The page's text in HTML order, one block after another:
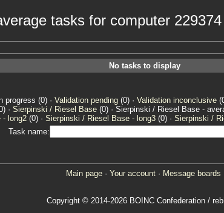
tasks for computer 229374
No tasks to display
progress (0) · Validation pending (0) · Validation inconclusive
· Sierpinski / Riesel Base(0) · Sierpinski / Riesel Base -
- long2(0) · Sierpinski / Riesel Base - long3(0) · Sierpinski /
Task name:
Main page · Your account · Message boards
Copyright © 2014-2026 BOINC Confederation /